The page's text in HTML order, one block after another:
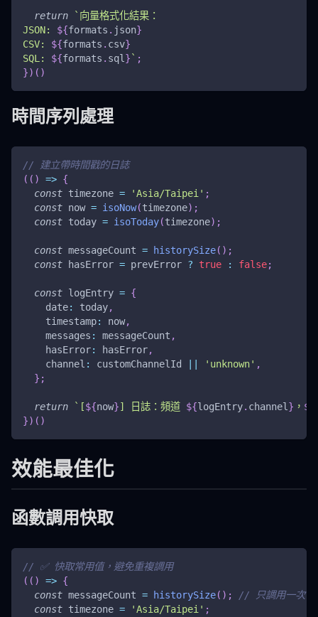
return ` 向量格式化結果：
JSON: ${formats . json}
CSV: ${formats . csv}
SQL: ${formats . sql } ` ;
}) ( )
時間序列處理
// 建立帶時間戳的日誌
( ( ) => {
const timezone = 'Asia/Taipei' ;
const now = isoNow(timezone) ;
const today = isoToday(timezone) ;
const messageCount = historySize( ) ;
const hasError = prevError ? true : false;
const logEntry = {
date: today,
timestamp: now,
messages : messageCount ,
hasError: hasError,
channel : customChannelId 'unknown' ,
} ;
return ` [${now}] 日誌：頻道 ${logEntry. channel} ， ${
}) ( )
效能最佳化
函數調用快取
// ✅ 快取常用值，避免重複調用
( ( ) => {
const messageCount = historySize( ) ;
// 只調用一次
const timezone = 'Asia/Taipei' ;